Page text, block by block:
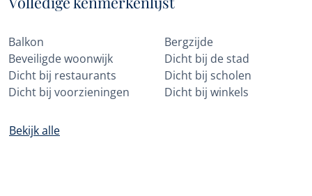
Balkon
Bergzijde
Beveiligde woonwijk
Dicht bij de stad
Dicht bij restaurants
Dicht bij scholen
Dicht bij voorzieningen
Dicht bij winkels
Bekijk alle